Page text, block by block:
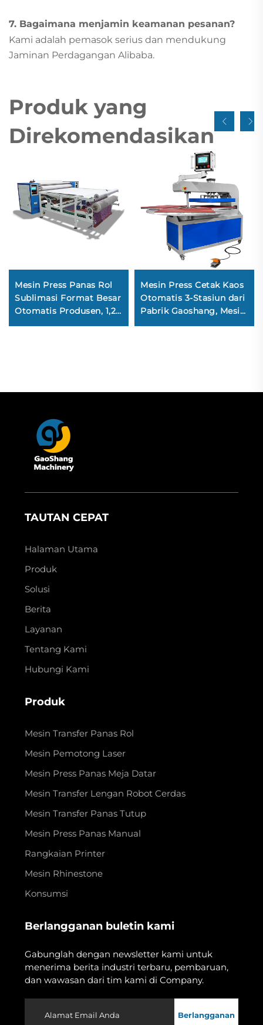
7. Bagaimana menjamin keamanan pesanan?
Kami adalah pemasok serius dan mendukung
Jaminan Perdagangan Alibaba.
Produk yang
Direkomendasikan
Mesin Press Panas Rol
Sublimasi Format Besar
Otomatis Produsen, 1,2
m, 1,7 m, 1,9 m, 2,1 m,
Mesin Press Cetak Kaos
Otomatis 3-Stasiun dari
Pabrik Gaoshang, Mesin
Transfer Panas
TAUTAN CEPAT
Halaman Utama
Produk
Solusi
Berita
Layanan
Tentang Kami
Hubungi Kami
Produk
Mesin Transfer Panas Rol
Mesin Pemotong Laser
Mesin Press Panas Meja Datar
Mesin Transfer Lengan Robot Cerdas
Mesin Transfer Panas Tutup
Mesin Press Panas Manual
Rangkaian Printer
Mesin Rhinestone
Konsumsi
Berlangganan buletin kami
Gabunglah dengan newsletter kami untuk
menerima berita industri terbaru, pembaruan,
dan wawasan dari tim kami di Company.
Berlangganan